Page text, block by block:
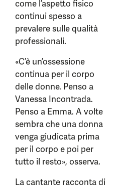
come l’aspetto fisico
continui spesso a
prevalere sulle qualità
professionali.
«C’è un’ossessione
continua per il corpo
delle donne. Penso a
Vanessa Incontrada.
Penso a Emma. A volte
sembra che una donna
venga giudicata prima
per il corpo e poi per
tutto il resto», osserva.
La cantante racconta di